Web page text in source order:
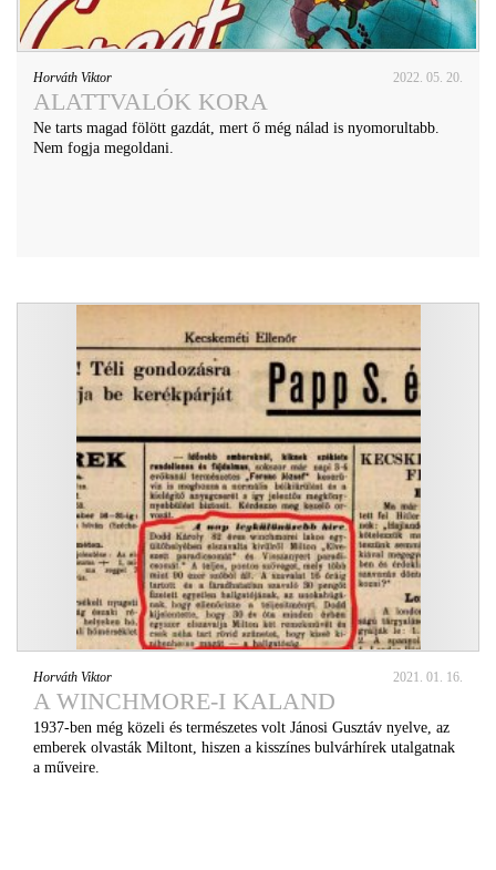
Horváth Viktor 2022. 05. 20.
ALATTVALÓK KORA
Ne tarts magad fölött gazdát, mert ő még nálad is nyomorultabb.
Nem fogja megoldani.
Horváth Viktor 2021. 01. 16.
A WINCHMORE-I KALAND
1937-ben még közeli és természetes volt Jánosi Gusztáv nyelve, az
emberek olvasták Miltont, hiszen a kisszínes bulvárhírek utalgatnak
a műveire.